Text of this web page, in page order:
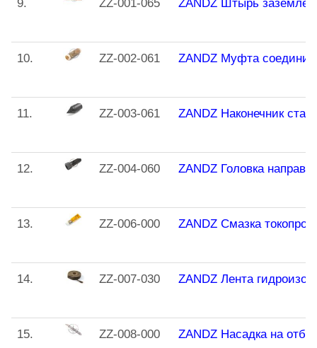
9. ZZ-001-065 ZANDZ Штырь
10. ZZ-002-061 ZANDZ Муфта
11. ZZ-003-061 ZANDZ Наконечник
12. ZZ-004-060 ZANDZ Головка
13. ZZ-006-000 ZANDZ Смазка
14. ZZ-007-030 ZANDZ Лента
15. ZZ-008-000 ZANDZ Насадка на